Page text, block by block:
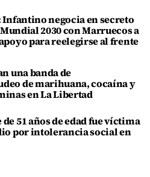
Infantino negocia en secreto
2030 con Marruecos a
para reelegirse al frente
una banda de
de marihuana, cocaína y
en La Libertad
51 años de edad fue víctima
por intolerancia social en